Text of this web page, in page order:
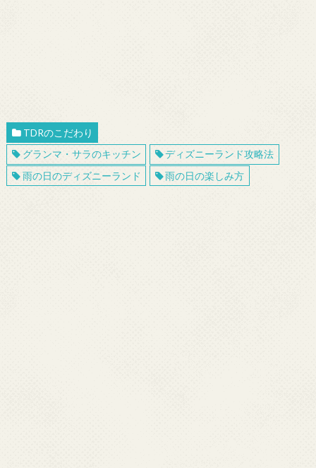
TDRのこだわり
グランマ・サラのキッチン
ディズニーランド攻略法
雨の日のディズニーランド
雨の日の楽しみ方